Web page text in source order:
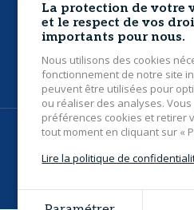
Collège Saint Gildas-
Brec'h
02
Inscriptions
© 2026 Collège Saint Gildas
Photos non
Grouplive - Création de
La protection de votre
et le respect de vos
importants pour nous.
Nous utilisons des cookies
fonctionnement de notre site
peuvent être utilisées pour
ou réaliser des analyses.
préférences cookies et retirer
tout moment en cliquant sur «
Lire la politique de